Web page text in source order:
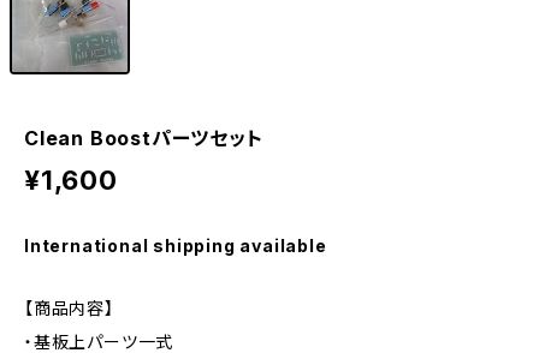
Clean Boostパーツセット
¥1,600
International shipping available
【商品内容】
・基板上パーツ一式